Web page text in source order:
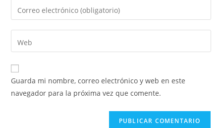
Guarda mi nombre, correo electrónico y web en este
navegador para la próxima vez que comente.